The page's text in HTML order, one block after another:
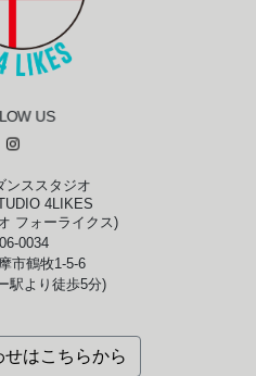
US
ンススタジオ
4LIKES
フォーライクス)
0034
市鶴牧1-5-6
駅より徒歩5分)
はこちらから